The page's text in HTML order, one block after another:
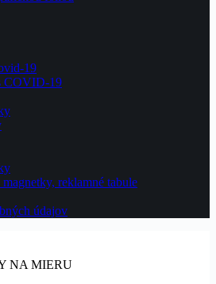
19
COVID-19
reklamné tabule
údajov
NA MIERU